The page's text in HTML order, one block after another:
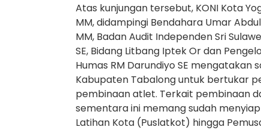
Atas kunjungan tersebut, KONI Kota
MM, didampingi Bendahara Umar Abdul
MM, Badan Audit Independen Sri
SE, Bidang Litbang Iptek Or dan
Humas RM Darundiyo SE
Kabupaten Tabalong untuk bertukar
pembinaan atlet. Terkait pembinaan
sementara ini memang sudah
Latihan Kota (Puslatkot) hingga